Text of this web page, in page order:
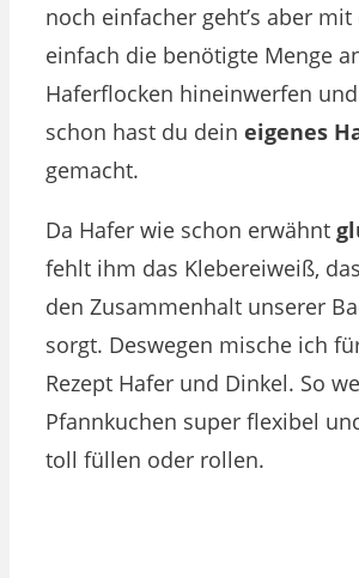
noch einfacher geht’s aber
einfach die benötigte Menge
Haferflocken hineinwerfen
schon hast du dein eigenes
gemacht.
Da Hafer wie schon erwähnt
fehlt ihm das Klebereiweiß,
den Zusammenhalt unserer
sorgt. Deswegen mische ich
Rezept Hafer und Dinkel. So
Pfannkuchen super flexibel
toll füllen oder rollen.